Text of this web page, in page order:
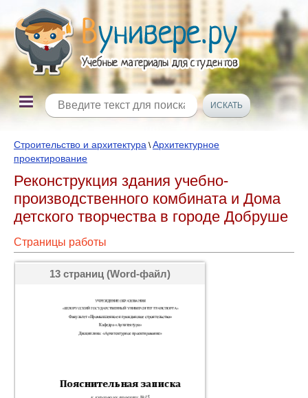
Строительство и архитектура \Архитектурное
проектирование
Реконструкция здания учебно-
производственного комбината и Дома
детского творчества в городе Добруше
Страницы работы
13 страниц (Word-файл)